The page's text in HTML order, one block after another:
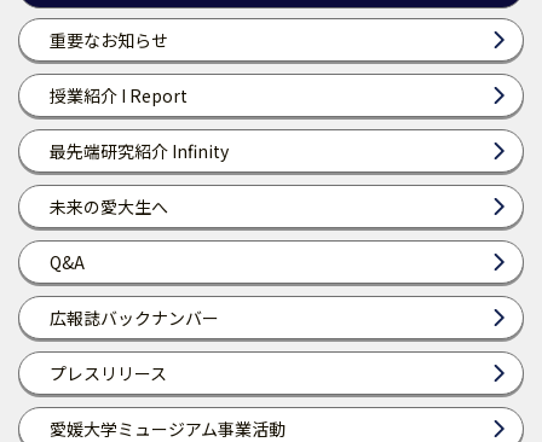
重要なお知らせ
授業紹介 I Report
最先端研究紹介 Infinity
未来の愛大生へ
Q&A
広報誌バックナンバー
プレスリリース
愛媛大学ミュージアム事業活動